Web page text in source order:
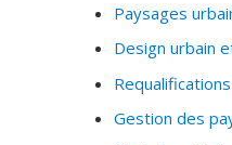
Paysages
Design urbain
Gestion des